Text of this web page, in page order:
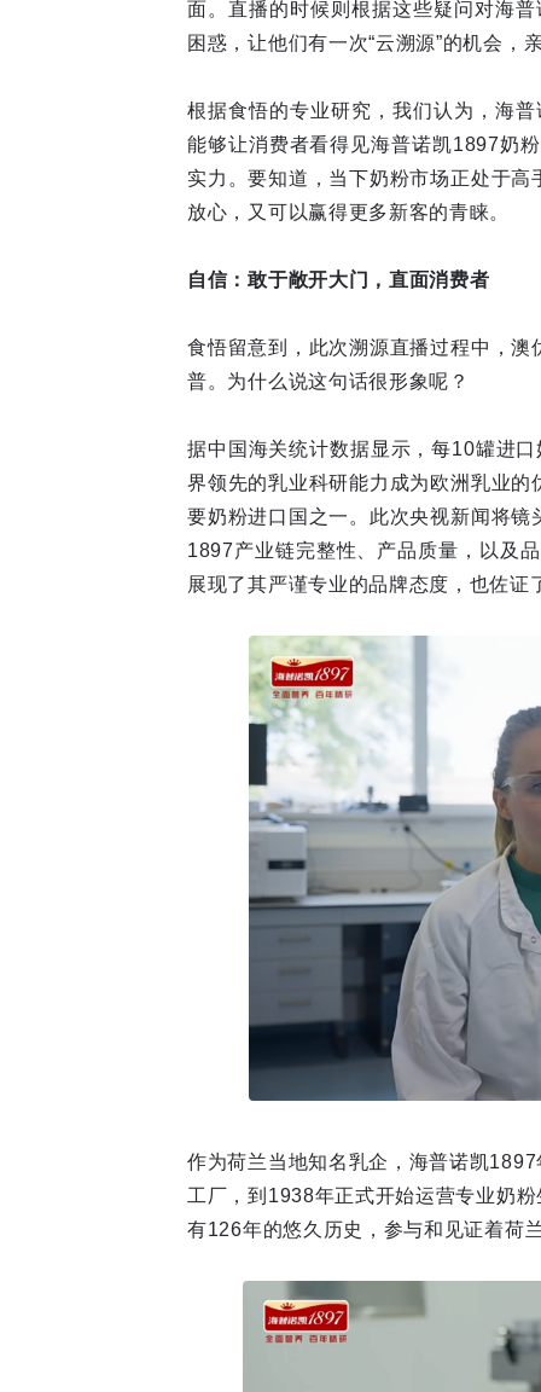
面。直播的时候则根据这些疑问对海
困惑，让他们有一次“云溯源”的机会，
根据食悟的专业研究，我们认为，海
能够让消费者看得见海普诺凯1897奶
实力。要知道，当下奶粉市场正处于
放心，又可以赢得更多新客的青睐。
自信：敢于敞开大门，直面消费者
食悟留意到，此次溯源直播过程中，
普。为什么说这句话很形象呢？
据中国海关统计数据显示，每10罐进
界领先的乳业科研能力成为欧洲乳业
要奶粉进口国之一。此次央视新闻将
1897产业链完整性、产品质量，以及
展现了其严谨专业的品牌态度，也佐证
作为荷兰当地知名乳企，海普诺凯
工厂，到1938年正式开始运营专业奶
有126年的悠久历史，参与和见证着荷